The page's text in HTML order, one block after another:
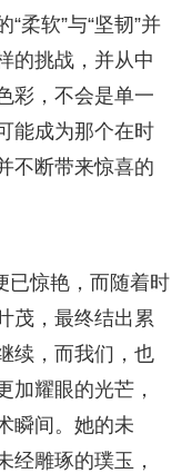
柔软”与“坚韧”并
的挑战，并从中
彩，不会是单一
能成为那个在时
不断带来惊喜的
已惊艳，而随着时
茂，最终结出累
续，而我们，也
加耀眼的光芒，
瞬间。她的未
经雕琢的璞玉，